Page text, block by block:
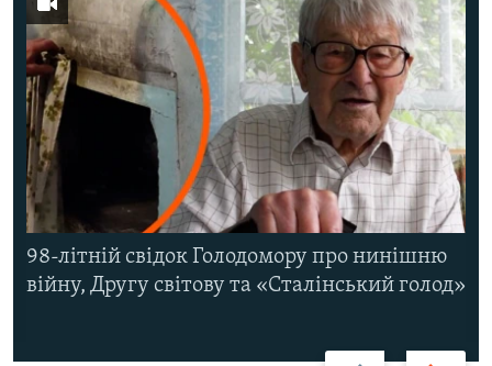
98-літній свідок Голодомору про нинішню
війну, Другу світову та «Сталінський голод»